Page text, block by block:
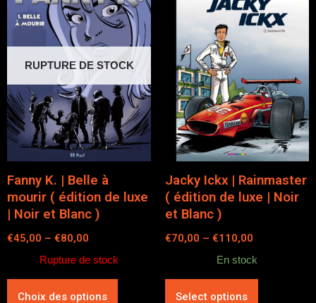
RUPTURE DE STOCK
Fanny K. | Belle à
mourir ( édition de luxe
| Noir et Blanc )
€45,00 – €80,00
Rupture de stock
Choix des options
Jacky Ickx | Rainmaster
( édition de luxe | Noir
et Blanc )
€70,00 – €110,00
En stock
Select options